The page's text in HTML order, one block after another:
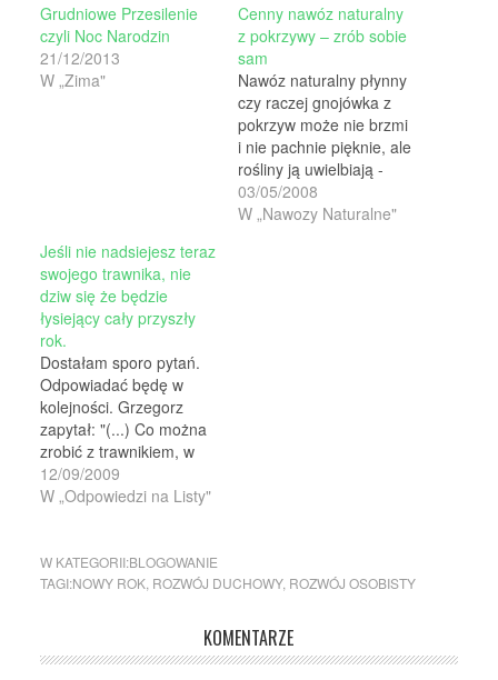
Grudniowe Przesilenie
czyli Noc Narodzin
21/12/2013
W „Zima"
Cenny nawóz naturalny
z pokrzywy – zrób sobie
sam
Nawóz naturalny płynny
czy raczej gnojówka z
pokrzyw może nie brzmi
i nie pachnie pięknie, ale
rośliny ją uwielbiają -
a nawóz dla
człowieka jest czy dla
03/05/2008
W „Nawozy Naturalne"
Jeśli nie nadsiejesz teraz
swojego trawnika, nie
dziw się że będzie
łysiejący cały przyszły
rok.
Dostałam sporo pytań.
Odpowiadać będę w
kolejności. Grzegorz
zapytał: "(...) Co można
zrobić z trawnikiem, w
którym jest ciągle
mnóstwo chwastów i nie
jest jedyny. Wiele osób
dziwi się, że nie może
zachwaszczony. A
12/09/2009
W „Odpowiedzi na Listy"
W KATEGORII:BLOGOWANIE
TAGI:NOWY ROK, ROZWÓJ DUCHOWY, ROZWÓJ OSOBISTY
KOMENTARZE